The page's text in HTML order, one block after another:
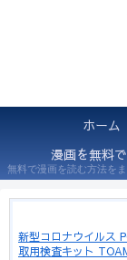
ホーム
漫画を無料
無料で漫画を読む方法をま
新型コロナウイルス
取用検査キット